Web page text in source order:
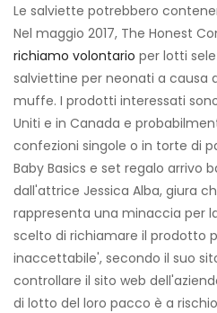
Le salviette potrebbero
Nel maggio 2017, The Honest
richiamo volontario per lotti
salviettine per neonati a causa
muffe. I prodotti interessati
Uniti e in Canada e
confezioni singole o in torte di
Baby Basics e set regalo arrivo
dall'attrice Jessica Alba, giura
rappresenta una minaccia per
scelto di richiamare il prodotto
inaccettabile', secondo il suo
controllare il sito web
di lotto del loro pacco è a